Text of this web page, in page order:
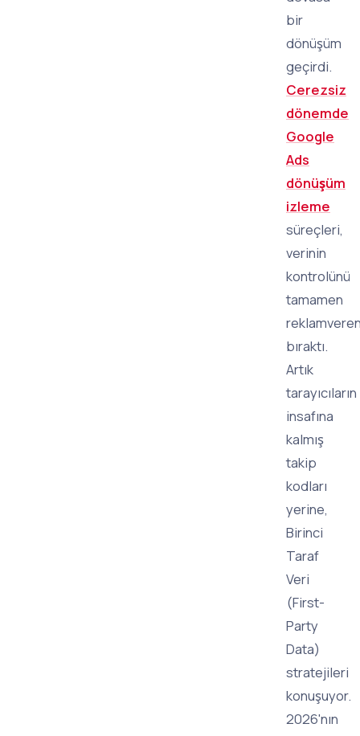
bir
dönüşüm
geçirdi.
Cerezsiz
dönemde
Google
Ads
dönüşüm
izleme
süreçleri,
verinin
kontrolünü
tamamen
bıraktı.
Artık
tarayıcıların
insafına
kalmış
takip
kodları
yerine,
Birinci
Taraf
Veri
(First-
Party
Data)
stratejileri
konuşuyor.
2026'nın